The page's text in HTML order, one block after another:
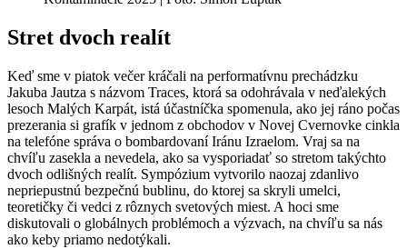
Stret dvoch realít
Keď sme v piatok večer kráčali na performatívnu prechádzku
Jakuba Jautza s názvom Traces, ktorá sa odohrávala v neďalekých
lesoch Malých Karpát, istá účastníčka spomenula, ako jej ráno počas
prezerania si grafík v jednom z obchodov v Novej Cvernovke cinkla
na telefóne správa o bombardovaní Iránu Izraelom. Vraj sa na
chvíľu zasekla a nevedela, ako sa vysporiadať so stretom takýchto
dvoch odlišných realít. Sympózium vytvorilo naozaj zdanlivo
nepriepustnú bezpečnú bublinu, do ktorej sa skryli umelci,
teoretičky či vedci z rôznych svetových miest. A hoci sme
diskutovali o globálnych problémoch a výzvach, na chvíľu sa nás
ako keby priamo nedotýkali.